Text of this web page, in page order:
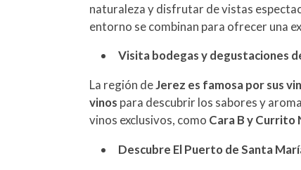
naturaleza y disfrutar de vistas
entorno se combinan para ofrecer una
Visita bodegas y degustaciones
La región deJerez es famosa por sus
vinos para descubrir los sabores y
vinos exclusivos, como Cara B y Currito
Descubre El Puerto de Santa